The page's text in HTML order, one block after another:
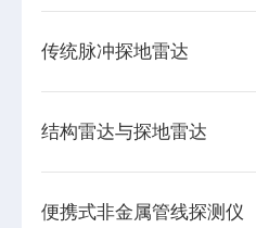
传统脉冲探地雷达
结构雷达与探地雷达
便携式非金属管线探测仪